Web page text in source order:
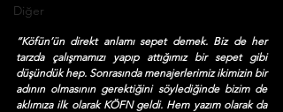
Diğer
“Köfün’ün direkt anlamı sepet demek. Biz de her
tarzda çalışmamızı yapıp attığımız bir sepet gibi
düşündük hep. Sonrasında menajerlerimiz ikimizin bir
adının olmasının gerektiğini söylediğinde bizim de
aklımıza ilk olarak KÖFN geldi. Hem yazım olarak da